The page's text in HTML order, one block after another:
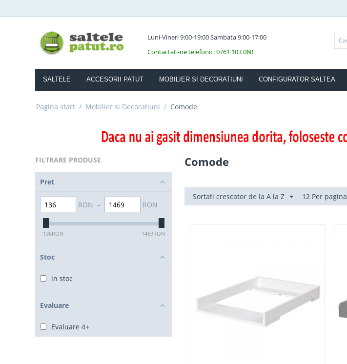
Luni-Vineri 9:00-19:00 Sambata 9:00-17:00
Contactati-ne telefonic: 0761 103 060
SALTELE ACCESORII PATUT MOBILIER SI DECORATIUNI CONFIGURATOR SALTEA
Pagina start / Mobilier si Decoratiuni / Comode
FILTRARE PRODUSE
Pret
RON – RON
136RON 1469RON
Stoc
in stoc
Evaluare
Evaluare 4+
Comode
Sortati crescator de la A la Z 12 Per pagina